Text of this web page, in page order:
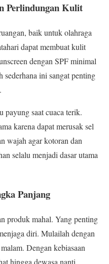
Perlindungan Kulit
baik untuk olahraga
dapat membuat kulit
dengan SPF minimal
sederhana ini sangat penting
payung saat cuaca terik.
karena dapat merusak sel
wajah agar kotoran dan
selalu menjadi dasar utama
Panjang
produk mahal. Yang penting
diri. Mulailah dengan
Dengan kebiasaan
hingga dewasa nanti.